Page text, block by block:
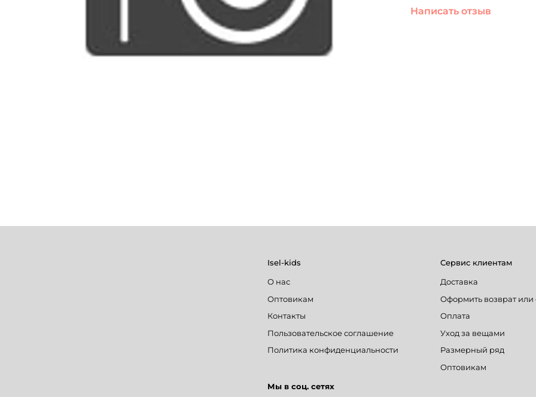
Написать отзыв
Isel-kids
О нас
Оптовикам
Контакты
Пользовательское соглашение
Политика конфиденциальности
Сервис клиентам
Доставка
Оформить возврат
Оплата
Уход за вещами
Размерный ряд
Оптовикам
Мы в соц. сетях